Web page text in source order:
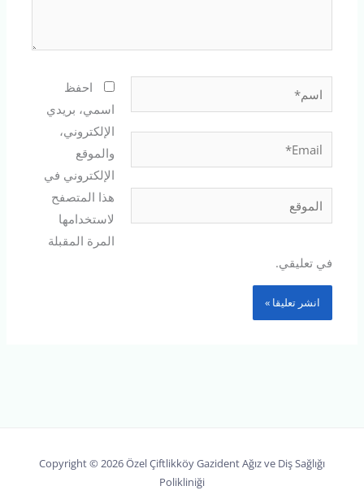
اسم*
Email*
الموقع
احفظ
اسمي، بريدي
الإلكتروني،
والموقع
الإلكتروني في
هذا المتصفح
لاستخدامها
المرة المقبلة
في تعليقي.
Copyright © 2026 Özel Çiftlikköy Gazident Ağız ve Diş Sağlığı
Polikliniği